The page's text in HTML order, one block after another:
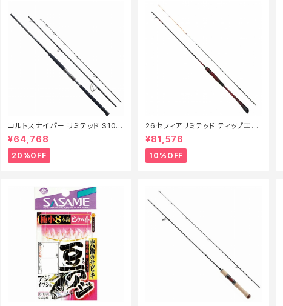
コルトスナイパー リミテッド S100
MH-3【特価ロッド】【20】
¥64,768
20%OFF
26セフィアリミテッド ティップエギ
ング S63ML+S【継続セール_ロッ
ド】【10】
¥81,576
10%OFF